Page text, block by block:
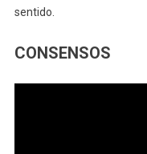
sentido.
CONSENSOS